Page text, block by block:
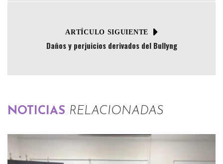
ARTÍCULO SIGUIENTE
Daños y perjuicios derivados del Bullyng
NOTICIAS RELACIONADAS